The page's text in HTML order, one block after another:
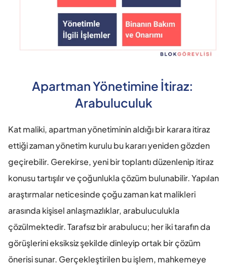
Apartman Yönetimine İtiraz:
Arabuluculuk
Kat maliki, apartman yönetiminin aldığı bir karara itiraz
ettiği zaman yönetim kurulu bu kararı yeniden gözden
geçirebilir. Gerekirse, yeni bir toplantı düzenlenip itiraz
konusu tartışılır ve çoğunlukla çözüm bulunabilir. Yapılan
araştırmalar neticesinde çoğu zaman kat malikleri
arasında kişisel anlaşmazlıklar, arabuluculukla
çözülmektedir. Tarafsız bir arabulucu; her iki tarafın da
görüşlerini eksiksiz şekilde dinleyip ortak bir çözüm
önerisi sunar. Gerçekleştirilen bu işlem, mahkemeye